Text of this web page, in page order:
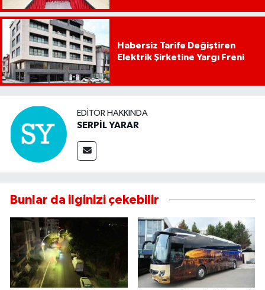
Habersiz Tarife Değiştiren
Elektrik Şirketine Yargı Freni
EDITÖR HAKKINDA
SERPİL YARAR
Bunlar da ilginizi çekebilir